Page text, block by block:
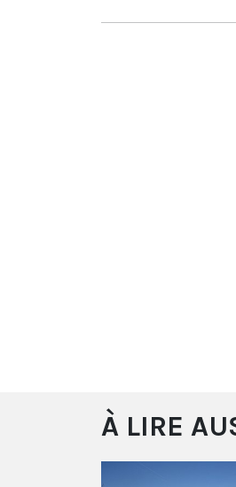
À LIRE